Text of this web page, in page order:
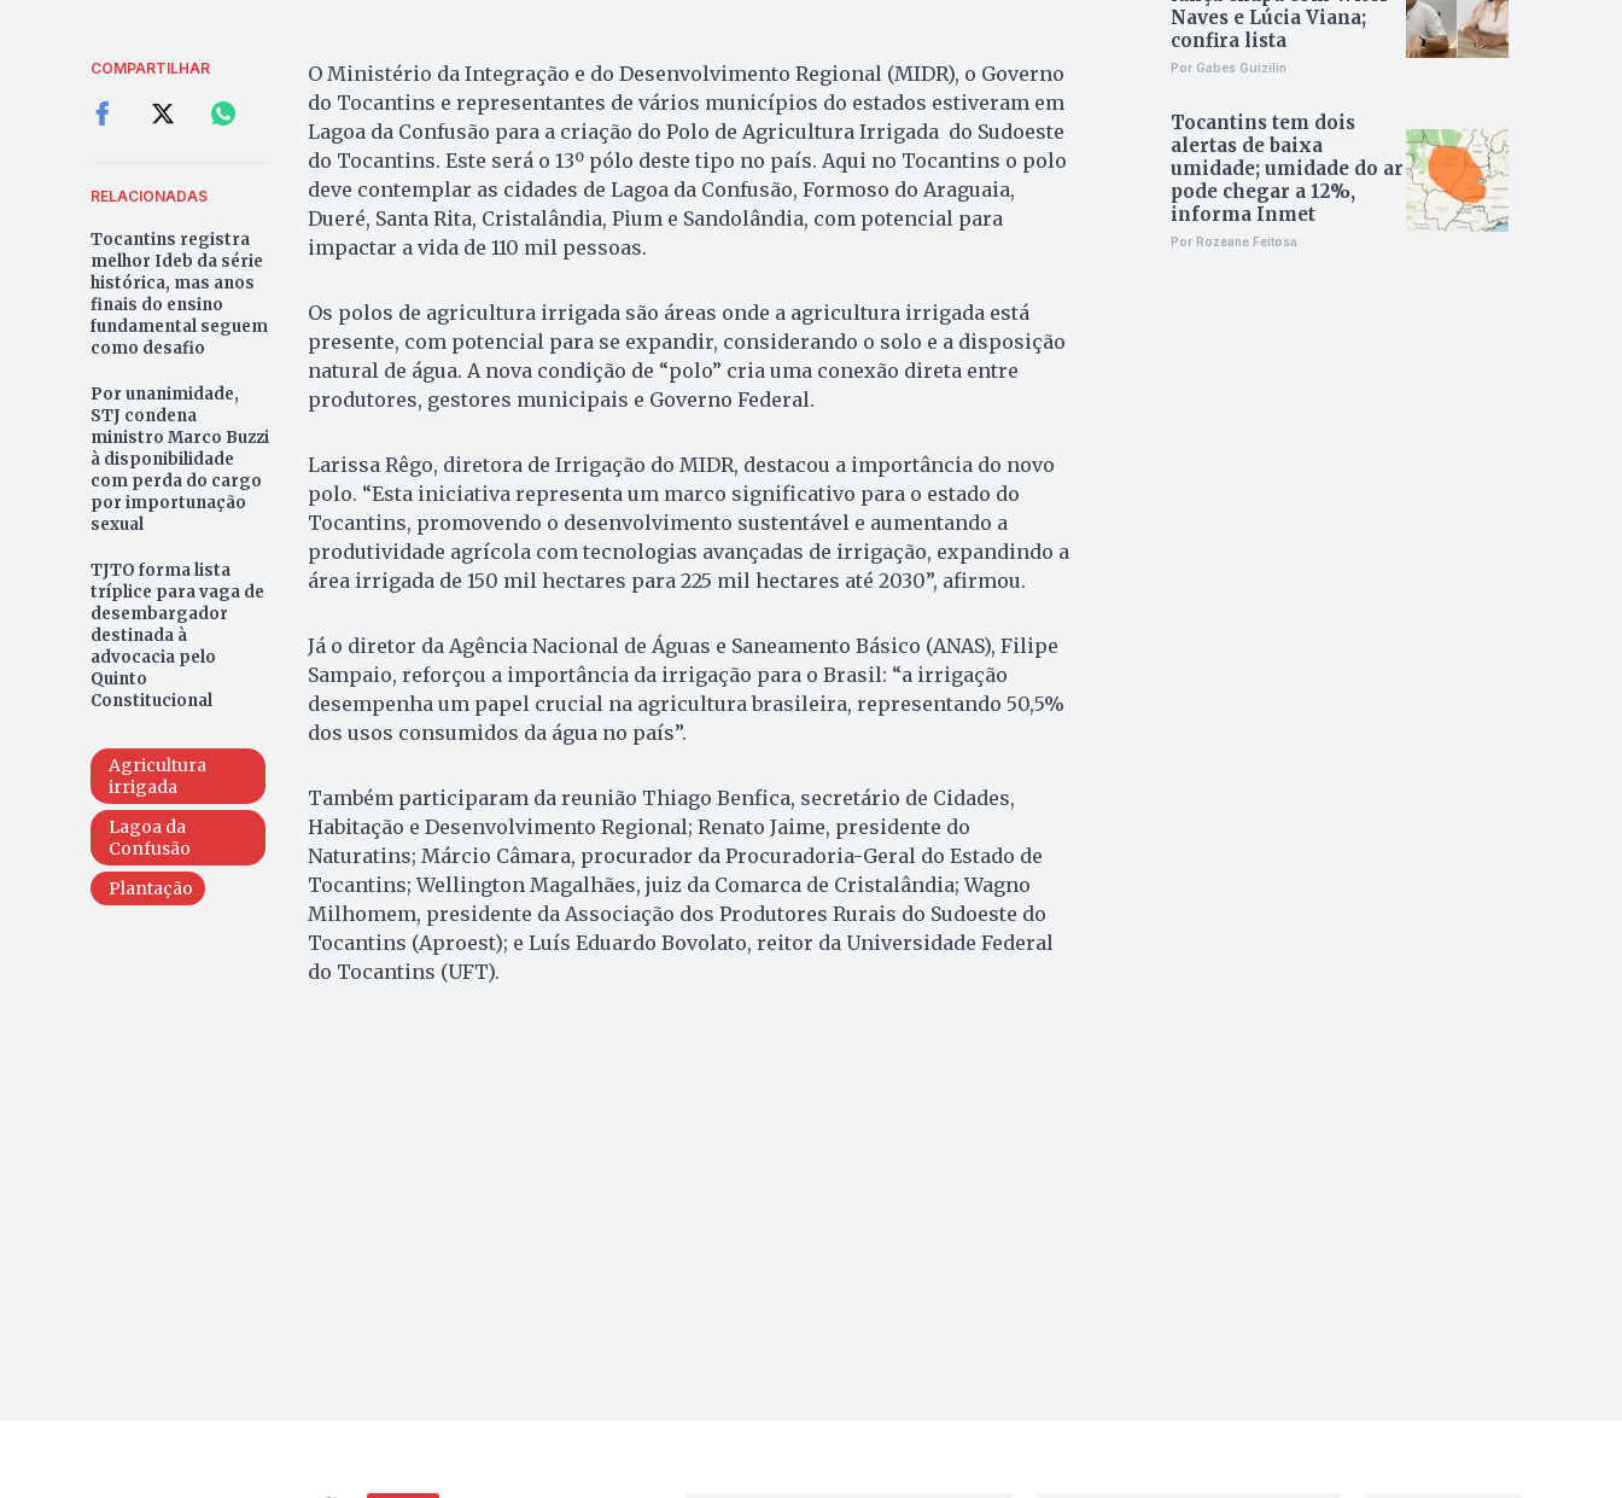
COMPARTILHAR
RELACIONADAS
Tocantins registra
melhor Ideb da série
histórica, mas anos
finais do ensino
fundamental seguem
como desafio
Por unanimidade,
STJ condena
ministro Marco Buzzi
à disponibilidade
com perda do cargo
por importunação
sexual
TJTO forma lista
tríplice para vaga de
desembargador
destinada à
advocacia pelo
Quinto
Constitucional
Agricultura
irrigada
Lagoa da
Confusão
Plantação
O Ministério da Integração e do Desenvolvimento Regional (MIDR), o Governo
do Tocantins e representantes de vários municípios do estados estiveram em
Lagoa da Confusão para a criação do Polo de Agricultura Irrigada do Sudoeste
do Tocantins. Este será o 13º pólo deste tipo no país. Aqui no Tocantins o polo
deve contemplar as cidades de Lagoa da Confusão, Formoso do Araguaia,
Dueré, Santa Rita, Cristalândia, Pium e Sandolândia, com potencial para
impactar a vida de 110 mil pessoas.
Os polos de agricultura irrigada são áreas onde a agricultura irrigada está
presente, com potencial para se expandir, considerando o solo e a disposição
natural de água. A nova condição de “polo” cria uma conexão direta entre
produtores, gestores municipais e Governo Federal.
Larissa Rêgo, diretora de Irrigação do MIDR, destacou a importância do novo
polo. “Esta iniciativa representa um marco significativo para o estado do
Tocantins, promovendo o desenvolvimento sustentável e aumentando a
produtividade agrícola com tecnologias avançadas de irrigação, expandindo a
área irrigada de 150 mil hectares para 225 mil hectares até 2030”, afirmou.
Já o diretor da Agência Nacional de Águas e Saneamento Básico (ANAS), Filipe
Sampaio, reforçou a importância da irrigação para o Brasil: “a irrigação
desempenha um papel crucial na agricultura brasileira, representando 50,5%
dos usos consumidos da água no país”.
Também participaram da reunião Thiago Benfica, secretário de Cidades,
Habitação e Desenvolvimento Regional; Renato Jaime, presidente do
Naturatins; Márcio Câmara, procurador da Procuradoria-Geral do Estado de
Tocantins; Wellington Magalhães, juiz da Comarca de Cristalândia; Wagno
Milhomem, presidente da Associação dos Produtores Rurais do Sudoeste do
Tocantins (Aproest); e Luís Eduardo Bovolato, reitor da Universidade Federal
do Tocantins (UFT).
Naves e Lúcia Viana;
confira lista
Por Gabes Guizilin
Tocantins tem dois
alertas de baixa
umidade; umidade do ar
pode chegar a 12%,
informa Inmet
Por Rozeane Feitosa